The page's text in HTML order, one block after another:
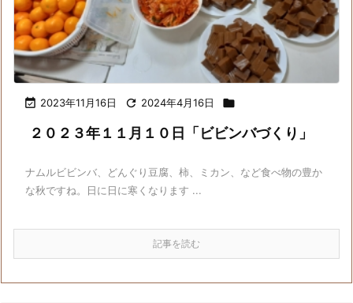
 2023年11月16日  2024年4月16日 
２０２３年１１月１０日「ビビンバづくり」
ナムルビビンバ、どんぐり豆腐、柿、ミカン、など食べ物の豊か
な秋ですね。日に日に寒くなります ...
記事を読む